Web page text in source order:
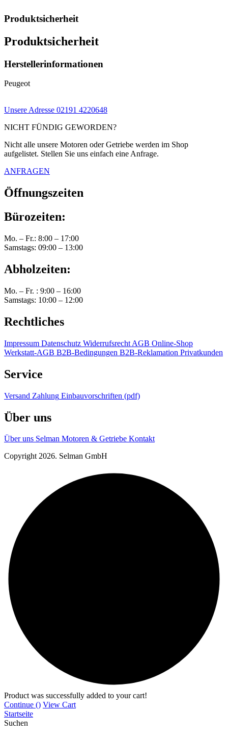
Produktsicherheit
Produktsicherheit
Herstellerinformationen
Peugeot
Unsere Adresse 02191 4220648
NICHT FÜNDIG GEWORDEN?
Nicht alle unsere Motoren oder Getriebe werden im Shop
aufgelistet. Stellen Sie uns einfach eine Anfrage.
ANFRAGEN
Öffnungszeiten
Bürozeiten:
Mo. – Fr.: 8:00 – 17:00
Samstags: 09:00 – 13:00
Abholzeiten:
Mo. – Fr. : 9:00 – 16:00
Samstags: 10:00 – 12:00
Rechtliches
Impressum Datenschutz Widerrufsrecht AGB Online-Shop
Werkstatt-AGB B2B-Bedingungen B2B-Reklamation Privatkunden
Service
Versand Zahlung Einbauvorschriften (pdf)
Über uns
Über uns Selman Motoren & Getriebe Kontakt
Copyright 2026. Selman GmbH
Product was successfully added to your cart!
Continue () View Cart
Startseite
Suchen